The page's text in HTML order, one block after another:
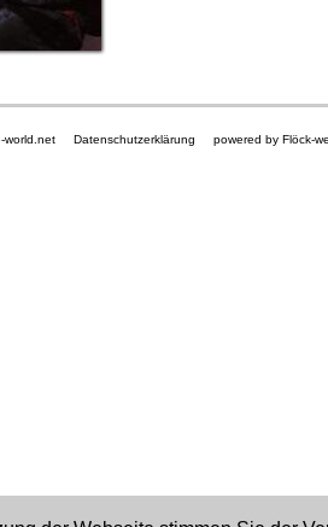
world.net Datenschutzerklärung powered by Flöck-